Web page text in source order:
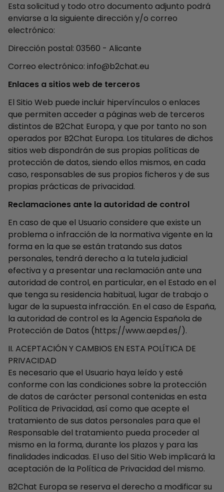
Esta solicitud y todo otro documento adjunto podrá
enviarse a la siguiente dirección y/o correo
electrónico:
Dirección postal: 03560 - Alicante
Correo electrónico: info@b2chat.eu
Enlaces a sitios web de terceros
El Sitio Web puede incluir hipervínculos o enlaces
que permiten acceder a páginas web de terceros
distintos de B2Chat Europa, y que por tanto no son
operados por B2Chat Europa. Los titulares de dichos
sitios web dispondrán de sus propias políticas de
protección de datos, siendo ellos mismos, en cada
caso, responsables de sus propios ficheros y de sus
propias prácticas de privacidad.
Reclamaciones ante la autoridad de control
En caso de que el Usuario considere que existe un
problema o infracción de la normativa vigente en la
forma en la que se están tratando sus datos
personales, tendrá derecho a la tutela judicial
efectiva y a presentar una reclamación ante una
autoridad de control, en particular, en el Estado en el
que tenga su residencia habitual, lugar de trabajo o
lugar de la supuesta infracción. En el caso de España,
la autoridad de control es la Agencia Española de
Protección de Datos (https://www.aepd.es/).
II. ACEPTACIÓN Y CAMBIOS EN ESTA POLÍTICA DE
PRIVACIDAD
Es necesario que el Usuario haya leído y esté
conforme con las condiciones sobre la protección
de datos de carácter personal contenidas en esta
Política de Privacidad, así como que acepte el
tratamiento de sus datos personales para que el
Responsable del tratamiento pueda proceder al
mismo en la forma, durante los plazos y para las
finalidades indicadas. El uso del Sitio Web implicará la
aceptación de la Política de Privacidad del mismo.
B2Chat Europa se reserva el derecho a modificar su